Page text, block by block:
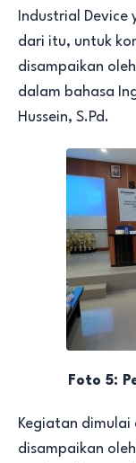
Industrial
dari itu, untuk
disampaikan
dalam bahasa
Hussein, S.Pd.
Foto 5:
Kegiatan
disampaikan